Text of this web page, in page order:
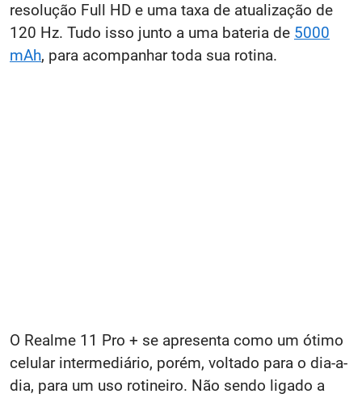
resolução Full HD e uma taxa de atualização de
120 Hz. Tudo isso junto a uma bateria de 5000
mAh, para acompanhar toda sua rotina.
O Realme 11 Pro + se apresenta como um ótimo
celular intermediário, porém, voltado para o dia-a-
dia, para um uso rotineiro. Não sendo ligado a